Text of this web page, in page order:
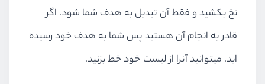
نخ بکشید و فقط آن تبدیل به هدف شما شود. اگر
قادر به انجام آن هستید پس شما به هدف خود رسیده
اید. میتوانید آنرا از لیست خود خط بزنید.